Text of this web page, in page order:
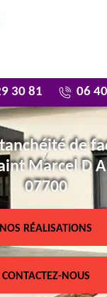
30 81 06
de
Marcel D
07700
NOS RÉALISATIONS
CONTACTEZ-NOUS